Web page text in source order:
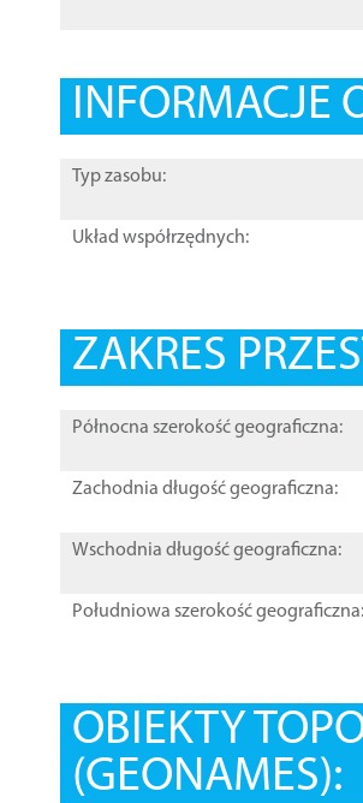
INFORMACJE
Typ zasobu:
Układ współrzędnych:
ZAKRES
Północna szerokość geograficzna:
Zachodnia długość geograficzna:
Wschodnia długość geograficzna:
Południowa szerokość geograficzna:
OBIEKTY
(GEONAMES):